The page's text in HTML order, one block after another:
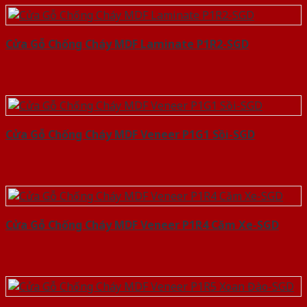
Cửa Gỗ Chống Cháy MDF Laminate P1R2-SGD
Cửa Gỗ Chống Cháy MDF Veneer P1G1 Sồi-SGD
Cửa Gỗ Chống Cháy MDF Veneer P1R4 Căm Xe-SGD